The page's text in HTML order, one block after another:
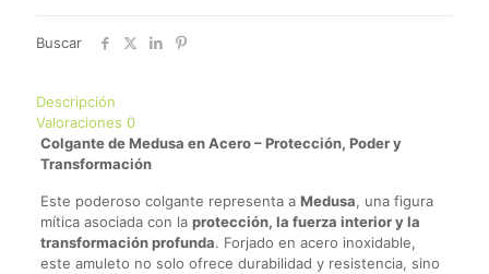
Buscar
Descripción
Valoraciones 0
Colgante de Medusa en Acero – Protección, Poder y
Transformación
Este poderoso colgante representa a Medusa, una figura
mítica asociada con la protección, la fuerza interior y la
transformación profunda. Forjado en acero inoxidable,
este amuleto no solo ofrece durabilidad y resistencia, sino